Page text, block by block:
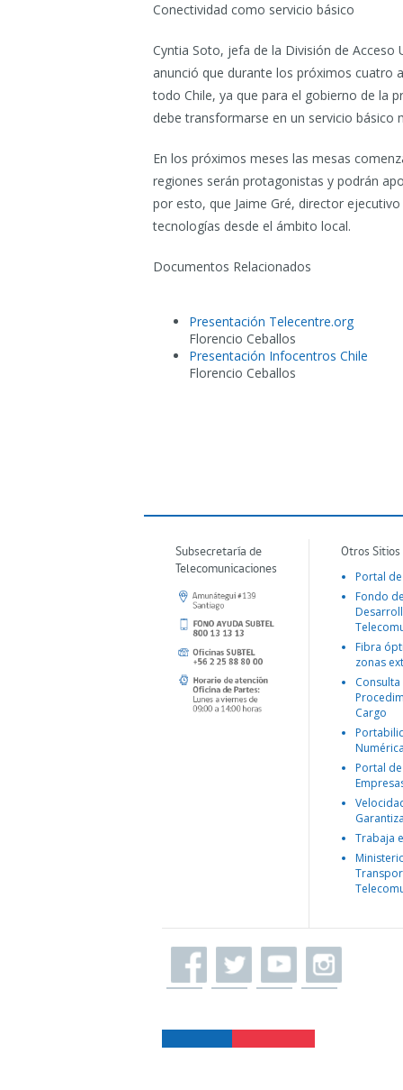
Conectividad como servicio básico
Cyntia Soto, jefa de la División de Acceso
anunció que durante los próximos cuatro
todo Chile, ya que para el gobierno de la
debe transformarse en un servicio básico
En los próximos meses las mesas
regiones serán protagonistas y podrán
por esto, que Jaime Gré, director
tecnologías desde el ámbito local.
Documentos Relacionados
Presentación Telecentre.org
Florencio Ceballos
Presentación Infocentros Chile
Florencio Ceballos
Subsecretaría de
Telecomunicaciones
Otros
Portal
Fondo
Fibra
zonas
Consulta
Cargo
Portal
Trabaja